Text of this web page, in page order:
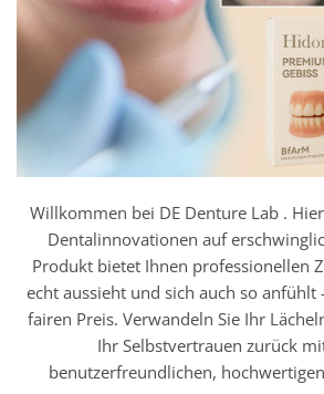
Willkommen bei DE Denture Lab .
Dentalinnovationen auf
Produkt bietet Ihnen professionellen
echt aussieht und sich auch so anfühlt
fairen Preis. Verwandeln Sie Ihr
Ihr Selbstvertrauen zurück
benutzerfreundlichen,